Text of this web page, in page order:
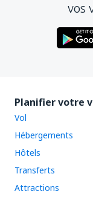
vos
Planifier votre
Vol
Hébergements
Hôtels
Transferts
Attractions